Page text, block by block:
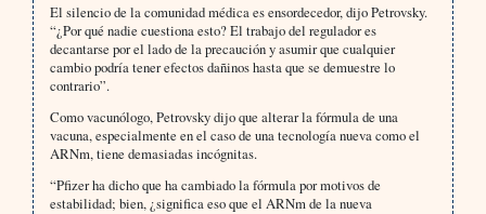
El silencio de la comunidad médica es ensordecedor, dijo Petrovsky.
“¿Por qué nadie cuestiona esto? El trabajo del regulador es
decantarse por el lado de la precaución y asumir que cualquier
cambio podría tener efectos dañinos hasta que se demuestre lo
contrario”.
Como vacunólogo, Petrovsky dijo que alterar la fórmula de una
vacuna, especialmente en el caso de una tecnología nueva como el
ARNm, tiene demasiadas incógnitas.
“Pfizer ha dicho que ha cambiado la fórmula por motivos de
estabilidad; bien, ¿significa eso que el ARNm de la nueva